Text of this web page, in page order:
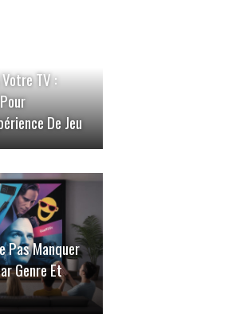
TV :
De Jeu
Pas Manquer
Genre Et